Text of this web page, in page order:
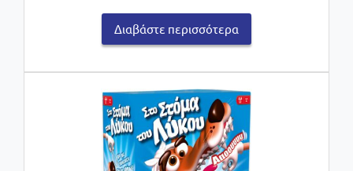
Διαβάστε περισσότερα